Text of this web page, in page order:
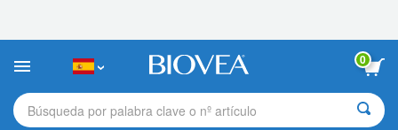
sitio
incluye
sistema
de
0
Búsqueda por palabra clave o nº artículo